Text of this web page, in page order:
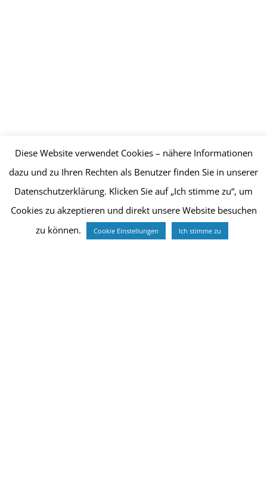
Diese Website verwendet Cookies – nähere Informationen
dazu und zu Ihren Rechten als Benutzer finden Sie in unserer
Datenschutzerklärung. Klicken Sie auf „Ich stimme zu“, um
Cookies zu akzeptieren und direkt unsere Website besuchen
zu können.
Cookie Einstellungen Ich stimme zu